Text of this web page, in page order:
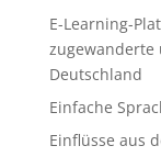
E-Learning-
zugewanderte
Deutschland
Einfache
Einflüsse aus